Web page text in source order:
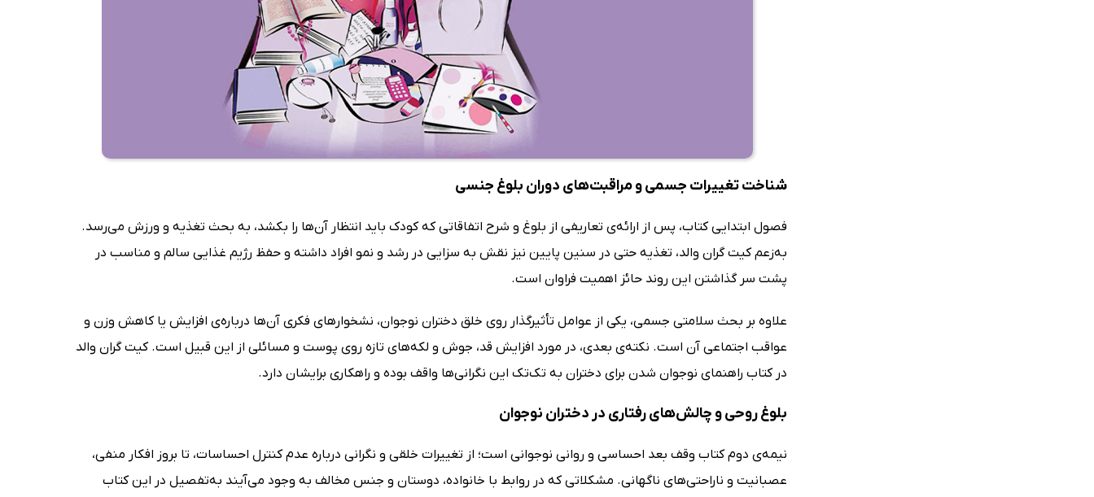
شناخت تغییرات جسمی و مراقبت‌های دوران بلوغ جنسی
فصول ابتدایی کتاب، پس از ارائه‌ی تعاریفی از بلوغ و شرح اتفاقاتی که کودک باید انتظار آن‌ها را بکشد، به بحث تغذیه و ورزش می‌رسد.
به‌زعم کیت گران والد، تغذیه حتی در سنین پایین نیز نقش به سزایی در رشد و نمو افراد داشته و حفظ رژیم غذایی سالم و مناسب در
پشت سر گذاشتن این روند حائز اهمیت فراوان است.
علاوه بر بحث سلامتی جسمی، یکی از عوامل تأثیرگذار روی خلق دختران نوجوان، نشخوارهای فکری آن‌ها درباره‌ی افزایش یا کاهش وزن و
عواقب اجتماعی آن است. نکته‌ی بعدی، در مورد افزایش قد، جوش و لکه‌های تازه روی پوست و مسائلی از این قبیل است. کیت گران والد
در کتاب راهنمای نوجوان شدن برای دختران به تک‌تک این نگرانی‌ها واقف بوده و راهکاری برایشان دارد.
بلوغ روحی و چالش‌های رفتاری در دختران نوجوان
نیمه‌ی دوم کتاب وقف بعد احساسی و روانی نوجوانی است؛ از تغییرات خلقی و نگرانی درباره عدم کنترل احساسات، تا بروز افکار منفی،
عصبانیت و ناراحتی‌های ناگهانی. مشکلاتی که در روابط با خانواده، دوستان و جنس مخالف به وجود می‌آیند به‌تفصیل در این کتاب